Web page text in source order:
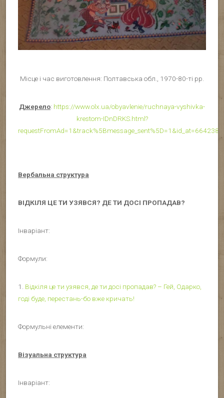
Місце і час виготовлення: Полтавська обл., 1970-80-ті рр.
Джерело: https://www.olx.ua/obyavlenie/ruchnaya-vyshivka-
krestom-IDnDRKS.html?
Вербальна структура
ВІДКІЛЯ ЦЕ ТИ УЗЯВСЯ? ДЕ ТИ ДОСІ ПРОПАДАВ?
Інваріант:
Формули:
1. Відкіля це ти узявся, де ти досі пропадав? – Гей, Одарко,
годі буде, перестань-бо вже кричать!
Формульні елементи:
Візуальна структура
Інваріант: